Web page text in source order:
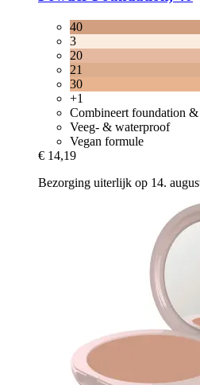
40
3
20
21
30
+1
Combineert foundation &
Veeg- & waterproof
Vegan formule
€ 14,19
Bezorging uiterlijk op 14.